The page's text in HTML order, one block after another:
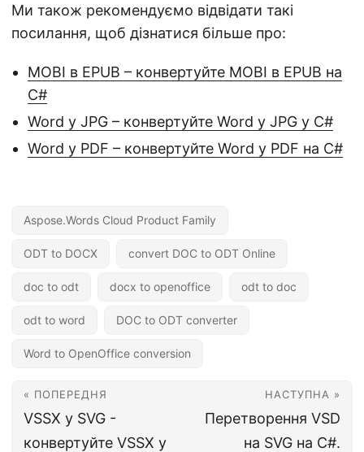
Ми також рекомендуємо відвідати такі
посилання, щоб дізнатися більше про:
MOBI в EPUB – конвертуйте MOBI в EPUB на
C#
Word у JPG – конвертуйте Word у JPG у C#
Word у PDF – конвертуйте Word у PDF на C#
Aspose.Words Cloud Product Family
ODT to DOCX convert DOC to ODT Online
doc to odt docx to openoffice odt to doc
odt to word DOC to ODT converter
Word to OpenOffice conversion
« ПОПЕРЕДНЯ
VSSX у SVG -
конвертуйте VSSX у
НАСТУПНА »
Перетворення VSD
на SVG на C#.